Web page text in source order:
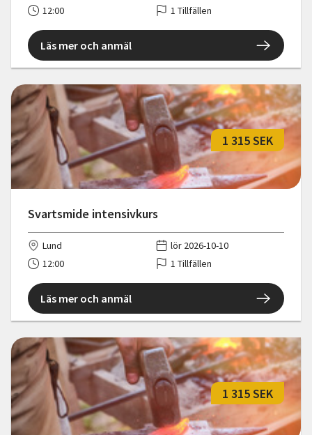
12:00
1 Tillfällen
Läs mer och anmäl
Svartsmide intensivkurs
1 315 SEK
Lund
lör 2026-10-10
12:00
1 Tillfällen
Läs mer och anmäl
1 315 SEK